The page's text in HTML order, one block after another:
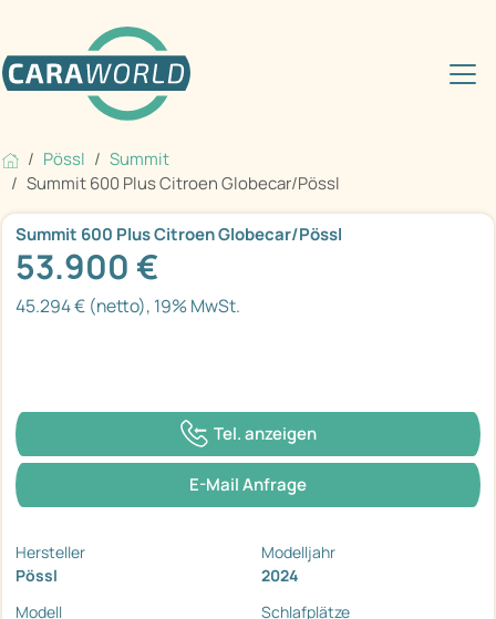
Pössl
Summit
Summit 600 Plus Citroen Globecar/Pössl
Summit 600 Plus Citroen Globecar/Pössl
53.900 €
45.294 € (netto), 19% MwSt.
Tel. anzeigen
E-Mail Anfrage
Hersteller
Pössl
Modelljahr
2024
Modell
Schlafplätze